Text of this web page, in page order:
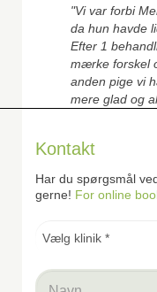
"Vi var forbi
da hun havde
Efter 1
mærke forskel
anden pige vi
mere glad og
Kontakt
Har du spørgsmål
gerne! For online
klinik